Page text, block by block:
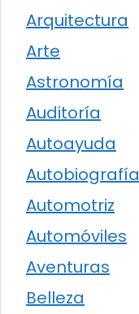
Arquitectura
Arte
Astronomía
Auditoría
Autoayuda
Autobiografía
Automotriz
Automóviles
Aventuras
Belleza